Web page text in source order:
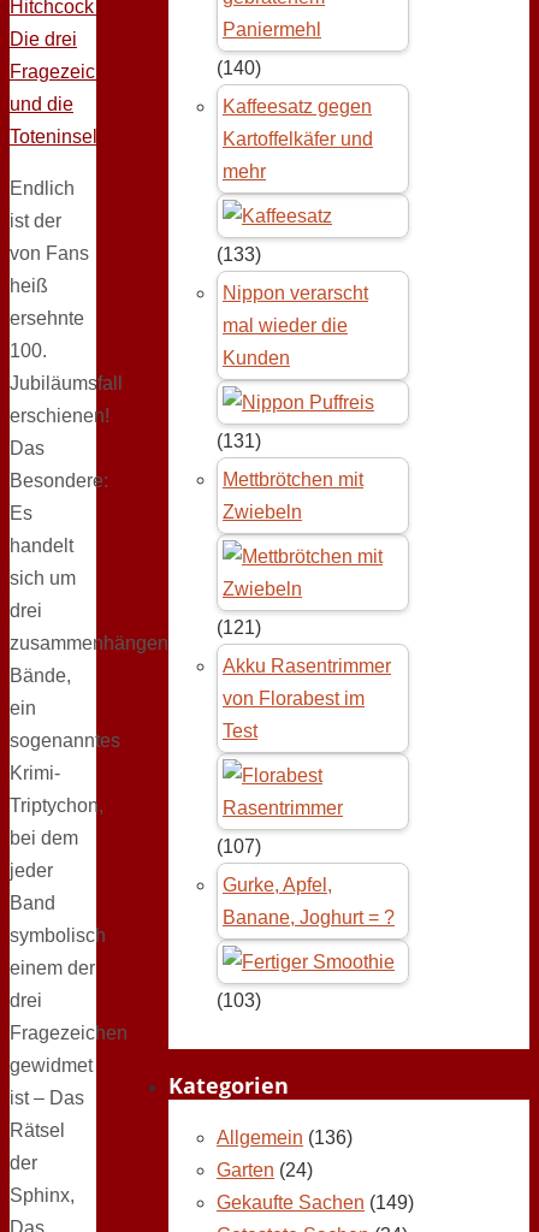
Endlich
ist der
von Fans
heiß
ersehnte
100.
Jubiläumsfall
erschienen!
Das
Besondere:
Es
handelt
sich um
drei
zusammenhängende
Bände,
ein
sogenanntes
Krimi-
Triptychon,
bei dem
jeder
Band
symbolisch
einem der
drei
Fragezeichen
gewidmet
ist – Das
Rätsel
der
Sphinx,
Das
(140)
Kaffeesatz gegen
Kartoffelkäfer und
mehr
(133)
Nippon verarscht
mal wieder die
Kunden
(131)
Mettbrötchen mit
Zwiebeln
(121)
Akku Rasentrimmer
von Florabest im
Test
(107)
Gurke, Apfel,
Banane, Joghurt = ?
(103)
Kategorien
Allgemein (136)
Garten (24)
Gekaufte Sachen (149)